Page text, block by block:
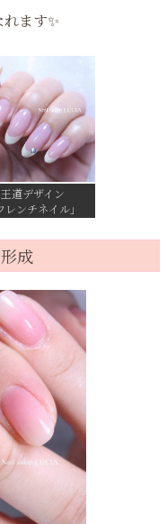
ます✨
王道デザイン
レンチネイル」
成